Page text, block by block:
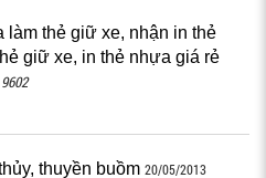
làm thẻ giữ xe, nhận in thẻ
giữ xe, in thẻ nhựa giá rẻ
9602
thuyền buồm 20/05/2013